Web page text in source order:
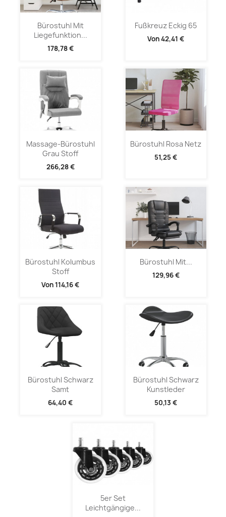
Bürostuhl Mit
Liegefunktion...
178,78 €
Fußkreuz Eckig 65
Von42,41 €
Massage-Bürostuhl
Grau Stoff
266,28 €
Bürostuhl Rosa Netz
51,25 €
Bürostuhl Kolumbus
Stoff
Von114,16 €
Bürostuhl Mit...
129,96 €
Bürostuhl Schwarz
Samt
64,40 €
Bürostuhl Schwarz
Kunstleder
50,13 €
5er Set
Leichtgängige...